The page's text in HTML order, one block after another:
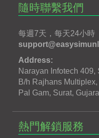
隨時聯繫我們
每週7天，每天24小時
Address:
Narayan Infotech
B/h Rajhans
Pal Gam, Surat,
熱門解鎖服務